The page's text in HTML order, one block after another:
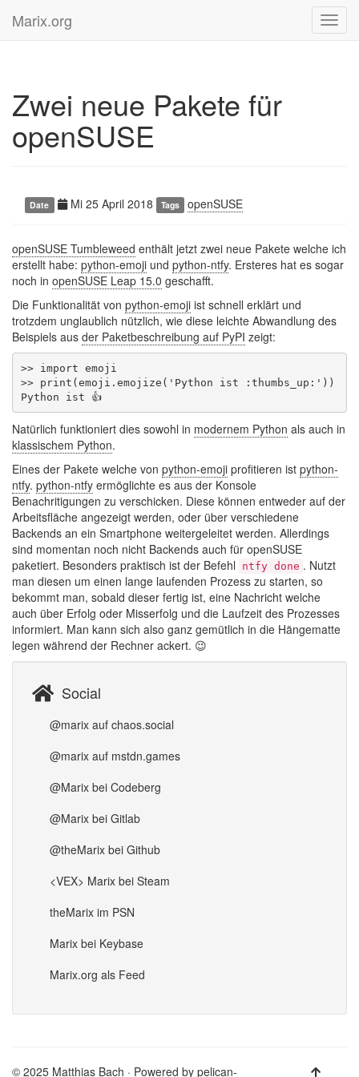
Marix.org
Zwei neue Pakete für
openSUSE
Date Mi 25 April 2018 Tags openSUSE
openSUSE Tumbleweed enthält jetzt zwei neue Pakete welche ich
erstellt habe: python-emoji und python-ntfy. Ersteres hat es sogar
noch in openSUSE Leap 15.0 geschafft.
Die Funktionalität von python-emoji ist schnell erklärt und
trotzdem unglaublich nützlich, wie diese leichte Abwandlung des
Beispiels aus der Paketbeschreibung auf PyPI zeigt:
>> import emoji
>> print(emoji.emojize('Python ist :thumbs_up:'))
Python ist 👍
Natürlich funktioniert dies sowohl in modernem Python als auch in
klassischem Python.
Eines der Pakete welche von python-emoji profitieren ist python-
ntfy. python-ntfy ermöglichte es aus der Konsole
Benachritigungen zu verschicken. Diese können entweder auf der
Arbeitsfläche angezeigt werden, oder über verschiedene
Backends an ein Smartphone weitergeleitet werden. Allerdings
sind momentan noch nicht Backends auch für openSUSE
paketiert. Besonders praktisch ist der Befehl
ntfy done . Nutzt
man diesen um einen lange laufenden Prozess zu starten, so
bekommt man, sobald dieser fertig ist, eine Nachricht welche
auch über Erfolg oder Misserfolg und die Laufzeit des Prozesses
informiert. Man kann sich also ganz gemütlich in die Hängematte
legen während der Rechner ackert. 😉
Social
@marix auf chaos.social
@marix auf mstdn.games
@Marix bei Codeberg
@Marix bei Gitlab
@theMarix bei Github
<VEX> Marix bei Steam
theMarix im PSN
Marix bei Keybase
Marix.org als Feed
© 2025 Matthias Bach · Powered by pelican-